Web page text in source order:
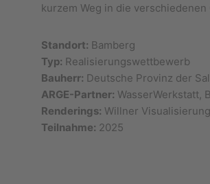
kurzem Weg in die
Standort: Bamberg
Typ: Realisierungswettbewerb
Bauherr: Deutsche Provinz der
ARGE-Partner: WasserWerkstatt,
Renderings: Willner
Teilnahme: 2025